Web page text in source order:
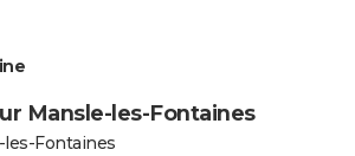
Mansle-les-Fontaines
les-Fontaines